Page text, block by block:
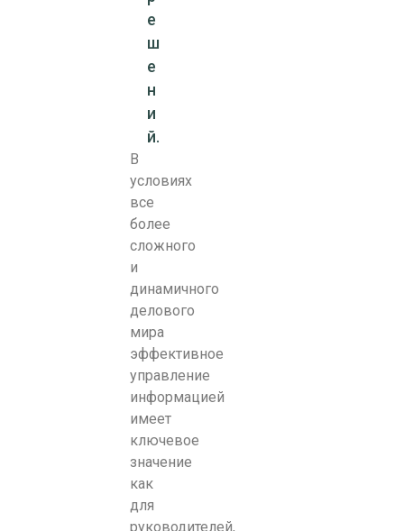
е
ш
е
н
и
й.
В
условиях
все
более
сложного
и
динамичного
делового
мира
эффективное
управление
информацией
имеет
ключевое
значение
как
для
руководителей,